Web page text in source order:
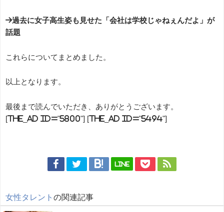
→過去に女子高生姿も見せた「会社は学校じゃねぇんだよ」が
話題
これらについてまとめました。
以上となります。
最後まで読んでいただき、ありがとうございます。
[the_ad id="5800"] [the_ad id="5494"]
LINE
女性タレント の関連記事